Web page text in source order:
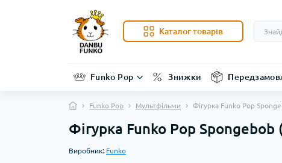
Каталог товарів
Funko Pop Знижки
Funko Pop Мультфільми Фігурка Funko Pop
Фігурка Funko Pop
Виробник: Funko